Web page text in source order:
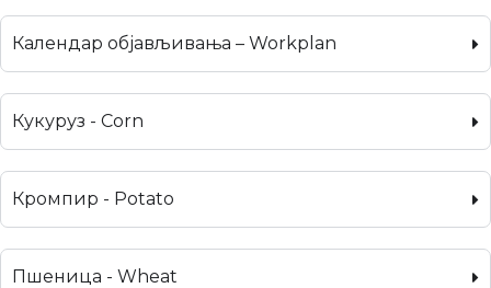
Календар објављивања – Workplan
Кукуруз - Corn
Кромпир - Potato
Пшеница - Wheat